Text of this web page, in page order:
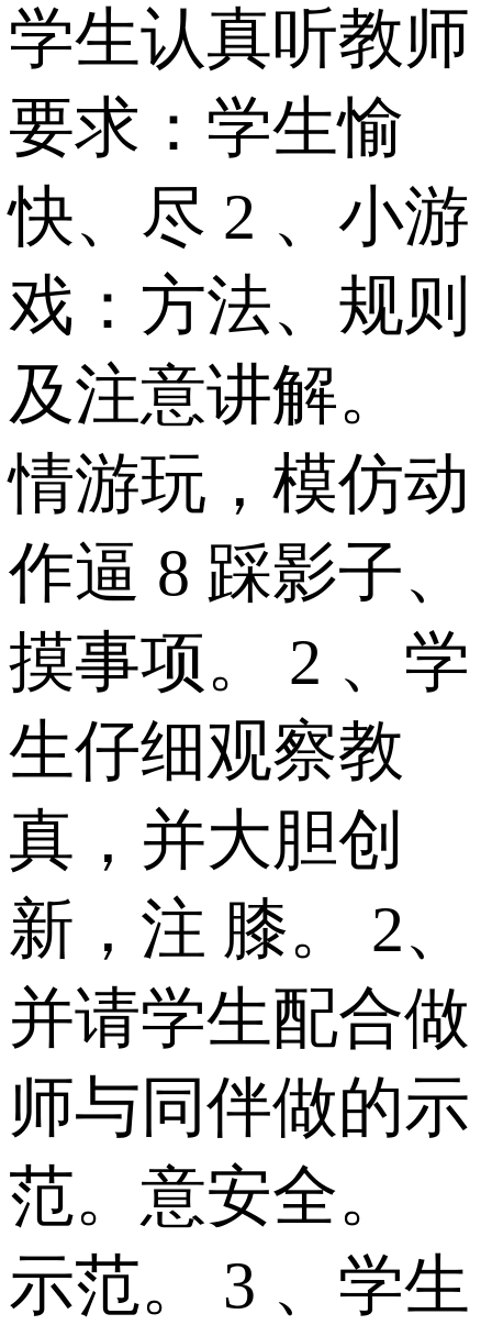
学生认真听教师
要求：学生愉
快、尽 2 、小游
戏：方法、规则
及注意讲解。
情游玩，模仿动
作逼 8 踩影子、
摸事项。 2 、学
生仔细观察教
真，并大胆创
新，注 膝。 2、
并请学生配合做
师与同伴做的示
范。意安全。
示范。 3 、学生